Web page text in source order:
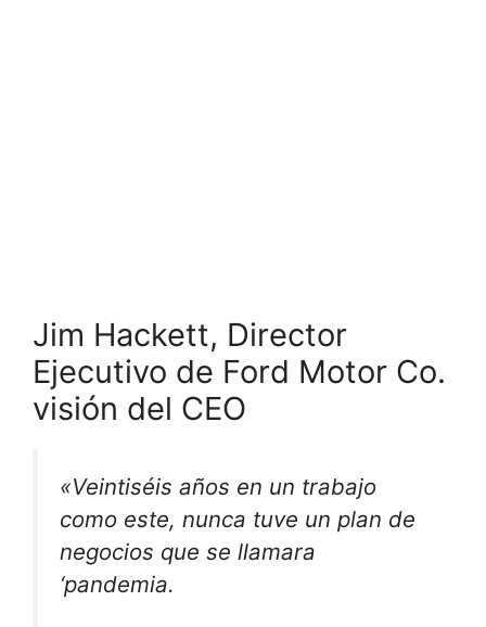
Jim Hackett, Director
Ejecutivo de Ford Motor Co.
visión del CEO
«Veintiséis años en un trabajo
como este, nunca tuve un plan de
negocios que se llamara
‘pandemia.